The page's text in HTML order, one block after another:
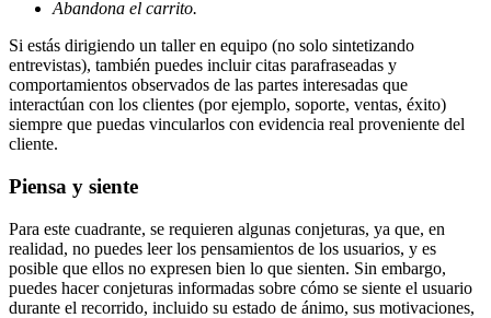
Abandona el carrito.
Si estás dirigiendo un taller en equipo (no solo sintetizando
entrevistas), también puedes incluir citas parafraseadas y
comportamientos observados de las partes interesadas que
interactúan con los clientes (por ejemplo, soporte, ventas, éxito)
siempre que puedas vincularlos con evidencia real proveniente del
cliente.
Piensa y siente
Para este cuadrante, se requieren algunas conjeturas, ya que, en
realidad, no puedes leer los pensamientos de los usuarios, y es
posible que ellos no expresen bien lo que sienten. Sin embargo,
puedes hacer conjeturas informadas sobre cómo se siente el usuario
durante el recorrido, incluido su estado de ánimo, sus motivaciones,